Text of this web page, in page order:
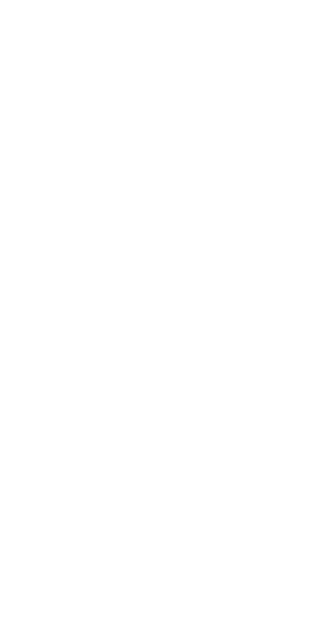
bibliográfica y bibliométrica sobre IAA